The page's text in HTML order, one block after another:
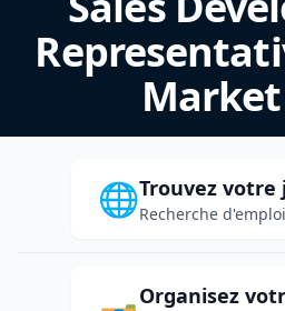
🌐Trouvez votre
Recherche
Organisez